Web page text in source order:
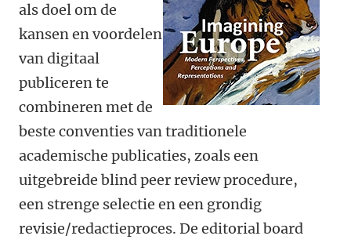
als doel om de
kansen en voordelen
van digitaal
publiceren te
combineren met de
beste conventies van traditionele
academische publicaties, zoals een
uitgebreide blind peer review procedure,
een strenge selectie en een grondig
revisie/redactieproces. De editorial board